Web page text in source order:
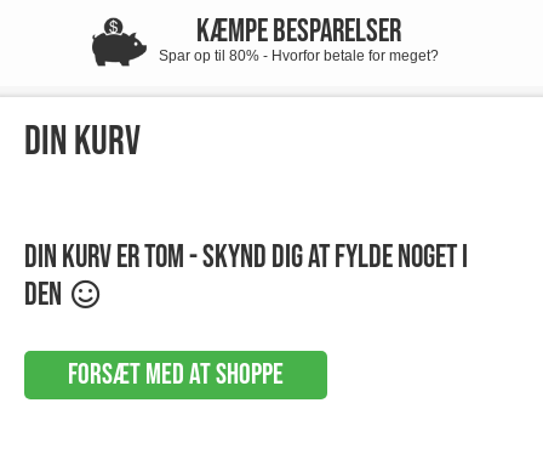
KÆMPE BESPARELSER
Spar op til 80% - Hvorfor betale for meget?
DIN KURV
Din kurv er tom - Skynd dig at fylde noget i
den
Forsæt med at shoppe